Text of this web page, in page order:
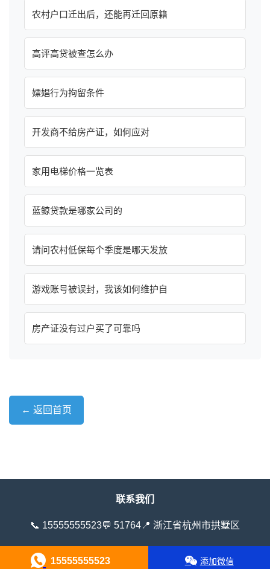
农村户口迁出后，还能再迁回原籍
高评高贷被查怎么办
嫖娼行为拘留条件
开发商不给房产证，如何应对
家用电梯价格一览表
蓝鲸贷款是哪家公司的
请问农村低保每个季度是哪天发放
游戏账号被误封，我该如何维护自
房产证没有过户买了可靠吗
← 返回首页
联系我们
📞 15555555523💬 51764 📍 浙江省杭州市拱墅区
15555555523 添加微信